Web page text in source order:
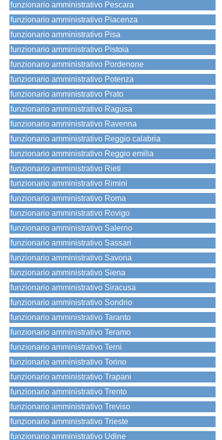
funzionario amministrativo Pescara
funzionario amministrativo Piacenza
funzionario amministrativo Pisa
funzionario amministrativo Pistoia
funzionario amministrativo Pordenone
funzionario amministrativo Potenza
funzionario amministrativo Prato
funzionario amministrativo Ragusa
funzionario amministrativo Ravenna
funzionario amministrativo Reggio calabria
funzionario amministrativo Reggio emilia
funzionario amministrativo Rieti
funzionario amministrativo Rimini
funzionario amministrativo Roma
funzionario amministrativo Rovigo
funzionario amministrativo Salerno
funzionario amministrativo Sassari
funzionario amministrativo Savona
funzionario amministrativo Siena
funzionario amministrativo Siracusa
funzionario amministrativo Sondrio
funzionario amministrativo Taranto
funzionario amministrativo Teramo
funzionario amministrativo Terni
funzionario amministrativo Torino
funzionario amministrativo Trapani
funzionario amministrativo Trento
funzionario amministrativo Treviso
funzionario amministrativo Trieste
funzionario amministrativo Udine